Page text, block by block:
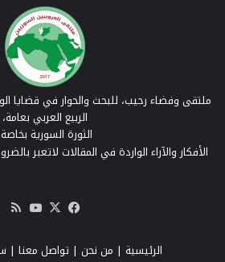
ملتقى وفضاء رحيب، للبحث والحوار في قضايا
الربيع العربي بعامة،
الثورة السورية بخاصة.
الأفكار والآراء الواردة في المقالات لاتعبر
فيسبوك
‫X
الرئيسية | من نحن | تواصل معنا |